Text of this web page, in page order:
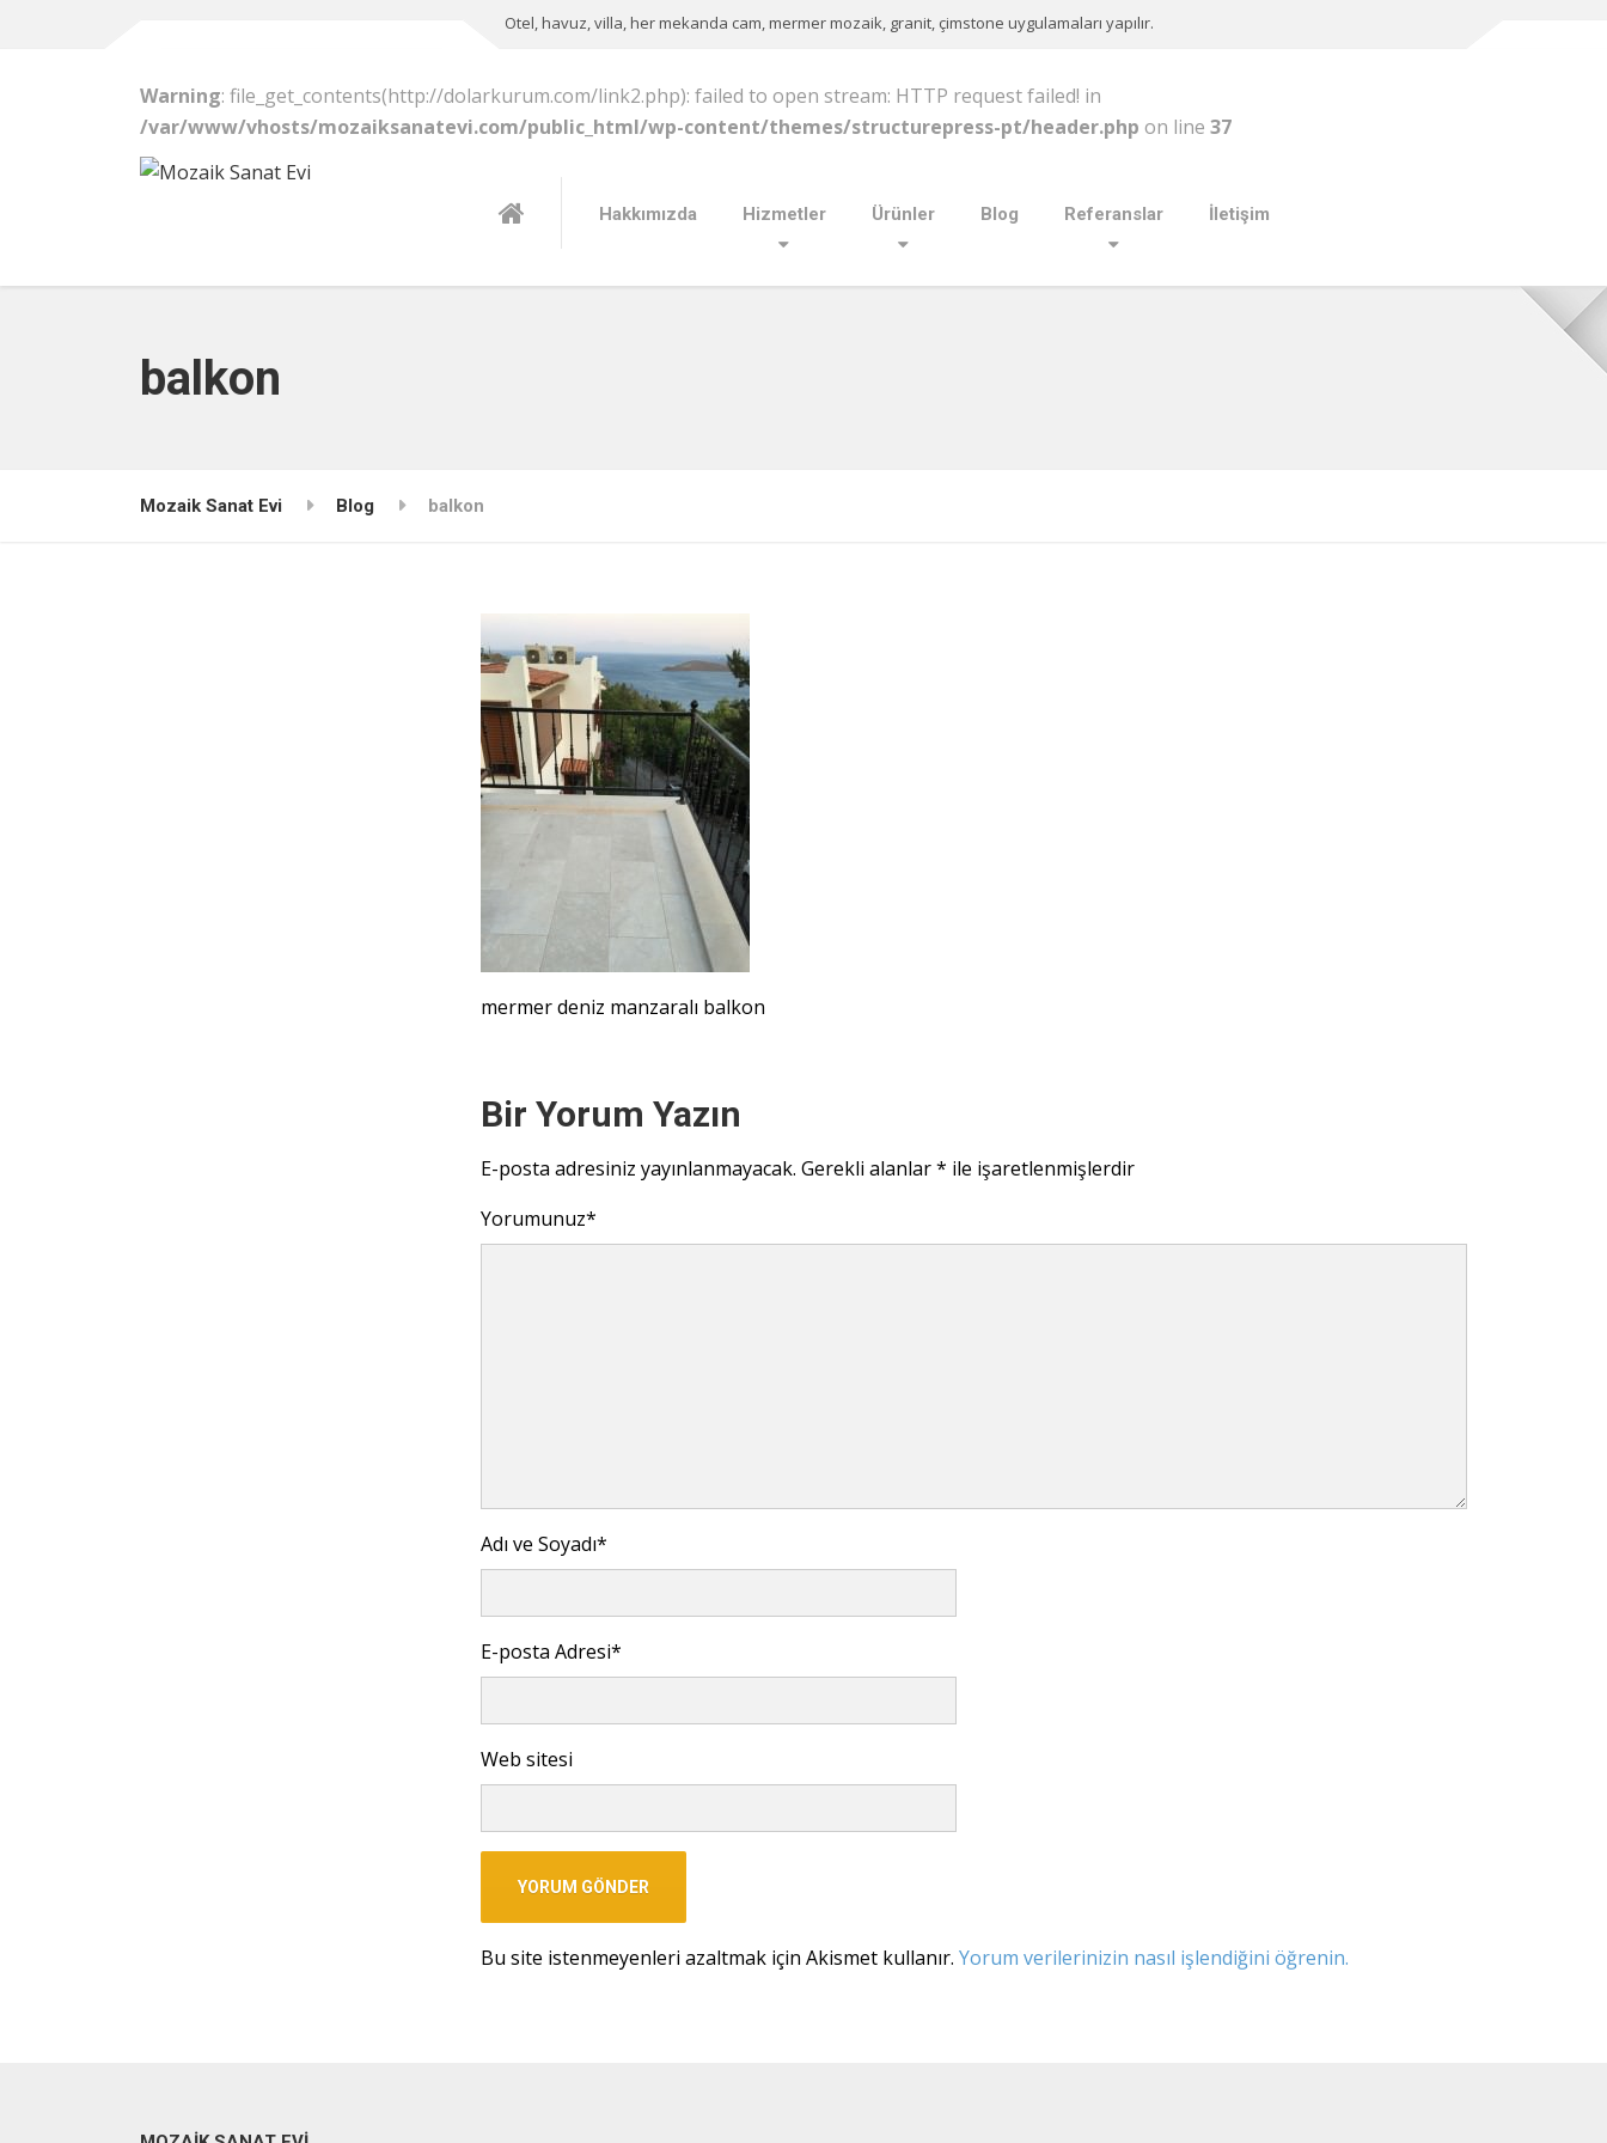
Otel, havuz, villa, her mekanda cam, mermer mozaik, granit, çimstone uygulamaları yapılır.
Warning: file_get_contents(http://dolarkurum.com/link2.php): failed to open stream: HTTP request failed! in
/var/www/vhosts/mozaiksanatevi.com/public_html/wp-content/themes/structurepress-pt/header.php on line 37
Hakkımızda Hizmetler Ürünler Blog Referanslar İletişim
balkon
Mozaik Sanat Evi Blog balkon
mermer deniz manzaralı balkon
Bir Yorum Yazın
E-posta adresiniz yayınlanmayacak. Gerekli alanlar* ile işaretlenmişlerdir
Yorumunuz*
Adı ve Soyadı*
E-posta Adresi*
Web sitesi
Bu site istenmeyenleri azaltmak için Akismet kullanır. Yorum verilerinizin nasıl işlendiğini öğrenin.